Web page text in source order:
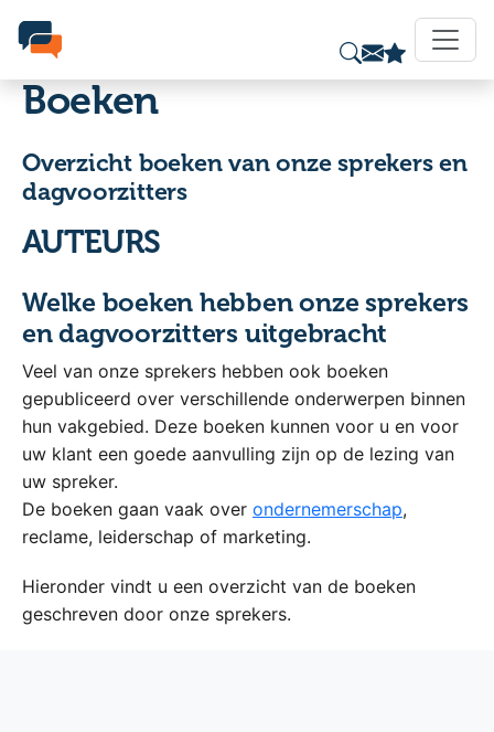
Boeken
Overzicht boeken van onze sprekers en
dagvoorzitters
AUTEURS
Welke boeken hebben onze sprekers
en dagvoorzitters uitgebracht
Veel van onze sprekers hebben ook boeken
gepubliceerd over verschillende onderwerpen binnen
hun vakgebied. Deze boeken kunnen voor u en voor
uw klant een goede aanvulling zijn op de lezing van
uw spreker.
De boeken gaan vaak over ondernemerschap,
reclame, leiderschap of marketing.
Hieronder vindt u een overzicht van de boeken
geschreven door onze sprekers.